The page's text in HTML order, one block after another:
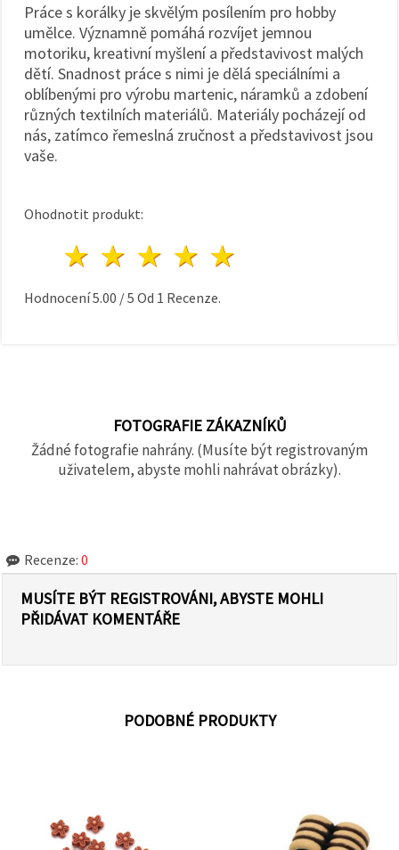
Práce s korálky je skvělým posílením pro hobby
umělce. Významně pomáhá rozvíjet jemnou
motoriku, kreativní myšlení a představivost malých
dětí. Snadnost práce s nimi je dělá speciálními a
oblíbenými pro výrobu martenic, náramků a zdobení
různých textilních materiálů. Materiály pocházejí od
nás, zatímco řemeslná zručnost a představivost jsou
vaše.
Ohodnotit produkt:
4 hvězdy
3 hvězdy
2 hvězdy
1 hvězda
Hodnocení5.00 /5 Od 1 Recenze.
FOTOGRAFIE ZÁKAZNÍKŮ
Žádné fotografie nahrány. (Musíte být registrovaným
uživatelem, abyste mohli nahrávat obrázky).
Recenze: 0
MUSÍTE BÝT REGISTROVÁNI, ABYSTE MOHLI
PŘIDÁVAT KOMENTÁŘE
PODOBNÉ PRODUKTY